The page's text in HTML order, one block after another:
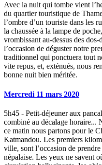
Avec la nuit qui tombe vient
du quartier touristique de
l’ombre d’un touriste dans les
la chaussée à la lampe de
vrombissant au-dessus des dos-
l’occasion de déguster notre
traditionnel qui ponctuera tout
vite repus, et, exténués, nous
bonne nuit bien méritée.
Mercredi 11 mars 2020
5h45 - Petit-déjeuner aux
combiné au décalage horaire...
ce matin nous partons pour le
Katmandou. Les premiers
ville, sont l’occasion de
népalaise. Les yeux ne savent